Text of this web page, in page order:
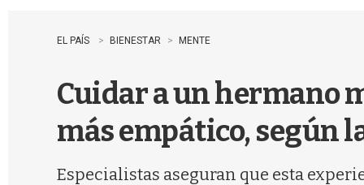
EL PAÍS BIENESTAR MENTE
Cuidar a un hermano
más empático, según
Especialistas aseguran que esta